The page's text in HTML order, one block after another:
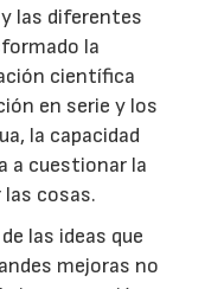
las diferentes
la
científica
en serie y los
la capacidad
a cuestionar la
cosas.
las ideas que
mejoras no